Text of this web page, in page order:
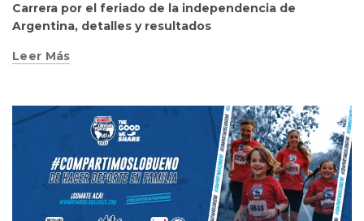
Carrera por el feriado de la independencia de
Argentina, detalles y resultados
Leer Más